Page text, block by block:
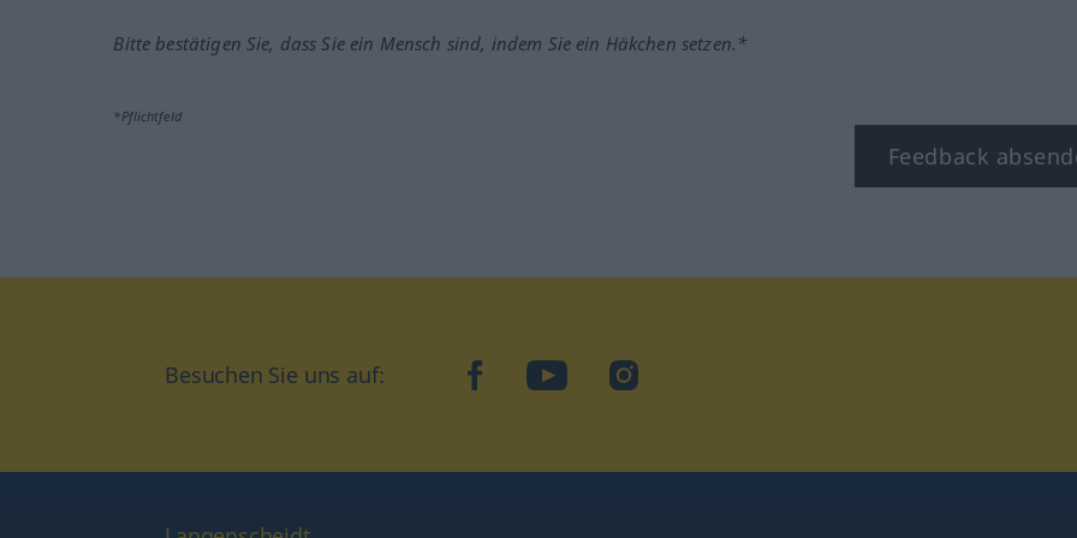
Bitte bestätigen Sie, dass Sie ein Mensch sind, indem Sie ein Häkchen setzen.*
*Pflichtfeld
Feedback
Besuchen Sie uns auf: facebookYouTubeInstagram